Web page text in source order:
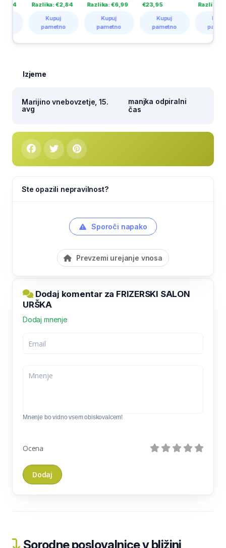
Razlika: €2,84
Kupuj
pametno
Razlika: €6,99
Kupuj
pametno
€23,95
Kupuj
pametno
Razlika: €1,30
Kupuj
pametno
Izjeme
Marijino vnebovzetje, 15.
avg
manjka odpiralni
čas
Ste opazili nepravilnost?
Sporoči napako
Prevzemi urejanje vnosa
Dodaj komentar za FRIZERSKI SALON
URŠKA
Dodaj mnenje
Mnenje bo vidno vsem obiskovalcem!
Ocena
Sorodne poslovalnice v bližini